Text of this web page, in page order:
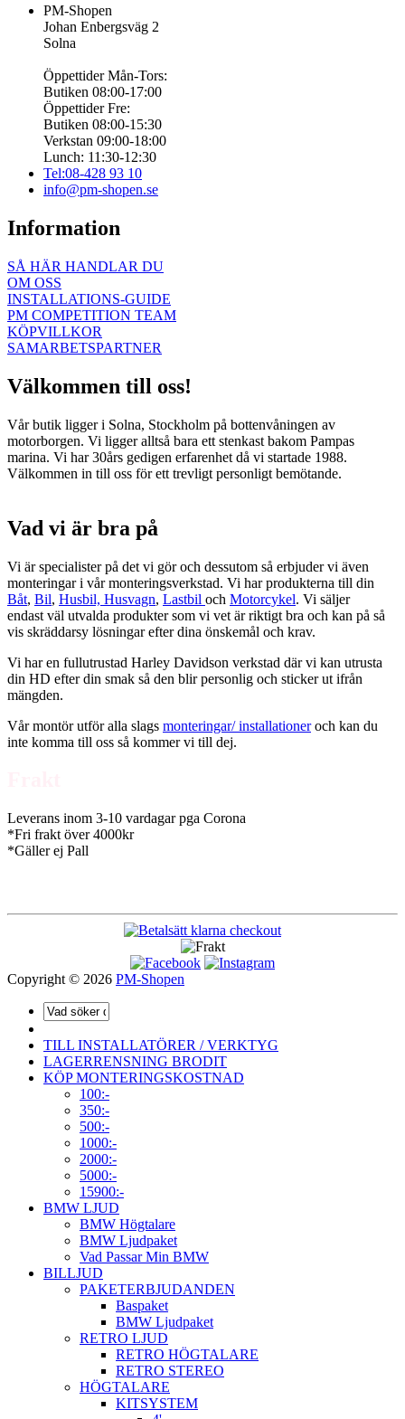
PM-Shopen
Johan Enbergsväg 2
Solna
Öppettider Mån-Tors:
Butiken 08:00-17:00
Öppettider Fre:
Butiken 08:00-15:30
Verkstan 09:00-18:00
Lunch: 11:30-12:30
Tel:08-428 93 10
info@pm-shopen.se
Information
SÅ HÄR HANDLAR DU
OM OSS
INSTALLATIONS-GUIDE
PM COMPETITION TEAM
KÖPVILLKOR
SAMARBETSPARTNER
Välkommen till oss!
Vår butik ligger i Solna, Stockholm på bottenvåningen av
motorborgen. Vi ligger alltså bara ett stenkast bakom Pampas
marina. Vi har 30års gedigen erfarenhet då vi startade 1988.
Välkommen in till oss för ett trevligt personligt bemötande.
Vad vi är bra på
Vi är specialister på det vi gör och dessutom så erbjuder vi även
monteringar i vår monteringsverkstad. Vi har produkterna till din
Båt, Bil, Husbil, Husvagn, Lastbil och Motorcykel. Vi säljer
endast väl utvalda produkter som vi vet är riktigt bra och kan på så
vis skräddarsy lösningar efter dina önskemål och krav.
Vi har en fullutrustad Harley Davidson verkstad där vi kan utrusta
din HD efter din smak så den blir personlig och sticker ut ifrån
mängden.
Vår montör utför alla slags monteringar/ installationeroch kan du
inte komma till oss så kommer vi till dej.
Leverans inom 3-10 vardagar pga Corona
*Fri frakt över 4000kr
*Gäller ej Pall
Copyright © 2026 PM-Shopen
TILL INSTALLATÖRER / VERKTYG
LAGERRENSNING BRODIT
KÖP MONTERINGSKOSTNAD
100:-
350:-
500:-
1000:-
2000:-
5000:-
15900:-
BMW LJUD
BMW Högtalare
BMW Ljudpaket
Vad Passar Min BMW
BILLJUD
PAKETERBJUDANDEN
Baspaket
BMW Ljudpaket
RETRO LJUD
RETRO HÖGTALARE
RETRO STEREO
HÖGTALARE
KITSYSTEM